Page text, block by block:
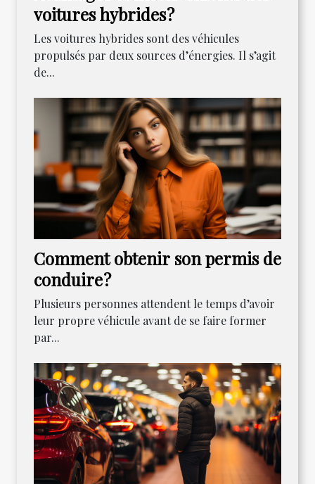
voitures hybrides ?
Les voitures hybrides sont des véhicules
propulsés par deux sources d’énergies. Il s’agit
de...
Comment obtenir son permis de
conduire ?
Plusieurs personnes attendent le temps d’avoir
leur propre véhicule avant de se faire former
par...